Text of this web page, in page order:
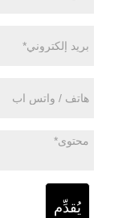
يُقدِّم